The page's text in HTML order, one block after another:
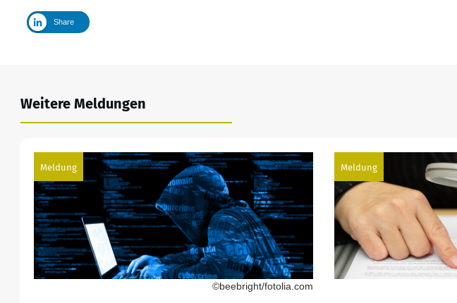
Share
Weitere Meldungen
Meldung
©beebright/fotolia.com
Meldung